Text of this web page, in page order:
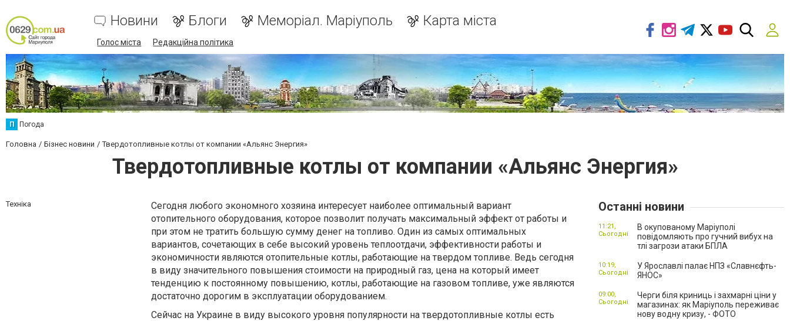
Новини Блоги Меморіал. Маріуполь Карта міста
Голос міста Редакційна політика
П Погода
Головна Бізнес новини Твердотопливные котлы от компании «Альянс Энергия»
Твердотопливные котлы от компании «Альянс Энергия»
Техніка
Сегодня любого экономного хозяина интересует наиболее оптимальный вариант
отопительного оборудования, которое позволит получать максимальный эффект от работы и
при этом не тратить большую сумму денег на топливо. Один из самых оптимальных
вариантов, сочетающих в себе высокий уровень теплоотдачи, эффективности работы и
экономичности являются отопительные котлы, работающие на твердом топливе. Ведь сегодня
в виду значительного повышения стоимости на природный газ, цена на который имеет
тенденцию к постоянному повышению, котлы, работающие на газовом топливе, уже являются
достаточно дорогим в эксплуатации оборудованием.
Сейчас на Украине в виду высокого уровня популярности на твердотопливные котлы есть
Останні новини
В окупованому Маріуполі
повідомляють про гучний вибух на
тлі загрози атаки БПЛА
11:21,
Сьогодні
У Ярославлі палає НПЗ «Славнєфть-
ЯНОС»
10:19,
Сьогодні
Черги біля криниць і захмарні ціни у
магазинах: як Маріуполь переживає
нову водну кризу, - ФОТО
09:00,
Сьогодні